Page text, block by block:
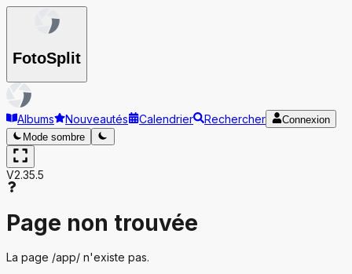
FotoSplit
Albums Nouveautés Calendrier Rechercher
Connexion
Mode sombre
V2.35.5
Page non trouvée
La page /app/ n'existe pas.